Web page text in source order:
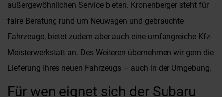
außergewöhnlichen Service bieten. Kronenberger steht für
faire Beratung rund um Neuwagen und gebrauchte
Fahrzeuge, bietet zudem aber auch eine umfangreiche Kfz-
Meisterwerkstatt an. Des Weiteren übernehmen wir gern die
Lieferung Ihres neuen Fahrzeugs – auch in der Umgebung.
Für wen eignet sich der Subaru